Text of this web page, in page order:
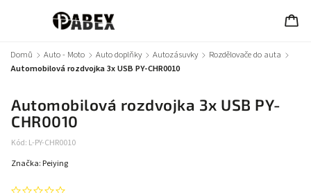
Domů / Auto - Moto / Auto doplňky / Autozásuvky / Rozdělovače do auta /
Automobilová rozdvojka 3x USB PY-CHR0010
Automobilová rozdvojka 3x USB PY-
CHR0010
Kód: L-PY-CHR0010
Značka: Peiying